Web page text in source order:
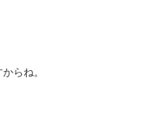
らね。